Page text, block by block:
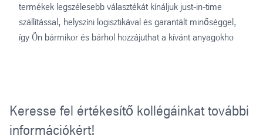
termékek legszélesebb választékát kínáljuk just-in-time
szállítással, helyszíni logisztikával és garantált minőséggel,
így Ön bármikor és bárhol hozzájuthat a kívánt anyagokho
Keresse fel értékesítő kollégáinkat további
információkért!